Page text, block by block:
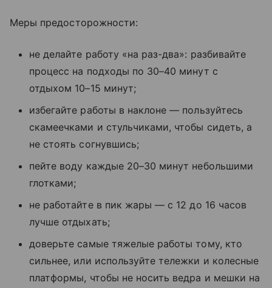
Меры предосторожности:
не делайте работу «на раз-два»: разбивайте
процесс на подходы по 30–40 минут с
отдыхом 10–15 минут;
избегайте работы в наклоне — пользуйтесь
скамеечками и стульчиками, чтобы сидеть, а
не стоять согнувшись;
пейте воду каждые 20–30 минут небольшими
глотками;
не работайте в пик жары — с 12 до 16 часов
лучше отдыхать;
доверьте самые тяжелые работы тому, кто
сильнее, или используйте тележки и колесные
платформы, чтобы не носить ведра и мешки на